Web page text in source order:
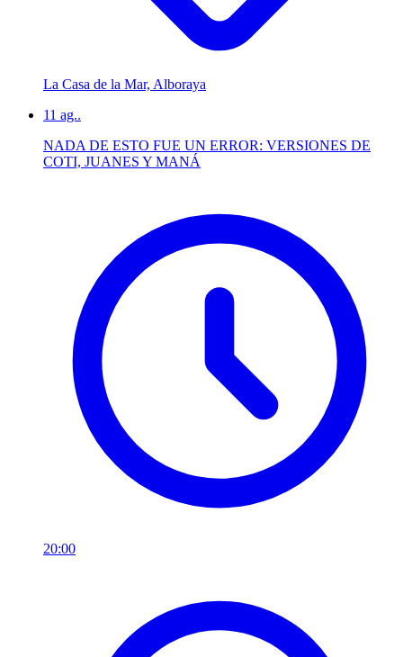
La Casa de la Mar, Alboraya
11 ag..
NADA DE ESTO FUE UN ERROR: VERSIONES DE
COTI, JUANES Y MANÁ
20:00